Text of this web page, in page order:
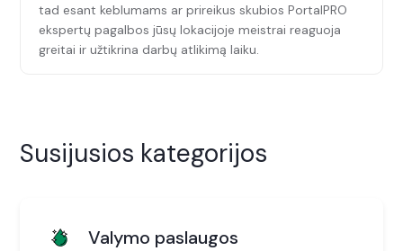
tad esant keblumams ar prireikus skubios PortalPRO
ekspertų pagalbos jūsų lokacijoje meistrai reaguoja
greitai ir užtikrina darbų atlikimą laiku.
Susijusios kategorijos
Valymo paslaugos